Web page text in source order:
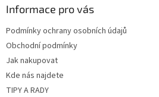
Informace pro vás
Podmínky ochrany osobních údajů
Obchodní podmínky
Jak nakupovat
Kde nás najdete
TIPY A RADY